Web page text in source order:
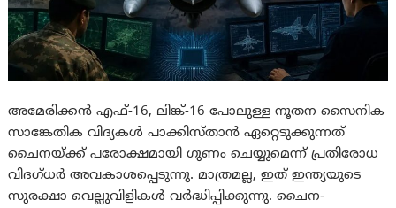
അമേരിക്കൻ എഫ്-16, ലിങ്ക്-16 പോലുള്ള നൂതന സൈനിക
സാങ്കേതിക വിദ്യകൾ പാക്കിസ്താന്‍ ഏറ്റെടുക്കുന്നത്
ചൈനയ്ക്ക് പരോക്ഷമായി ഗുണം ചെയ്യുമെന്ന് പ്രതിരോധ
വിദഗ്ധർ അവകാശപ്പെടുന്നു. മാത്രമല്ല, ഇത് ഇന്ത്യയുടെ
സുരക്ഷാ വെല്ലുവിളികൾ വർദ്ധിപ്പിക്കുന്നു. ചൈന-